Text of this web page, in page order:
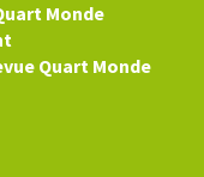
Monde
Quart Monde